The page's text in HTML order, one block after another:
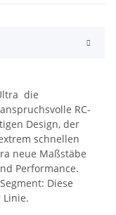
 die
RC-
Design, der
schnellen
neue Maßstäbe
Performance.
Diese
Linie.